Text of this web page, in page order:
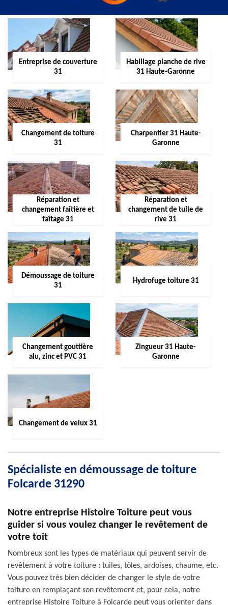
Entreprise de couverture
31
Habillage planche de rive
31 Haute-Garonne
Changement de toiture
31
Charpentier 31 Haute-
Garonne
Réparation et
changement faîtière et
faîtage 31
Réparation et
changement de tuile de
rive 31
Démoussage de toiture
31
Hydrofuge toiture 31
Changement gouttière
alu, zinc et PVC 31
Zingueur 31 Haute-
Garonne
Changement de velux 31
Spécialiste en démoussage de toiture
Folcarde 31290
Notre entreprise Histoire Toiture peut vous
guider si vous voulez changer le revêtement de
votre toit
Nombreux sont les types de matériaux qui peuvent servir de
revêtement à votre toiture : tuiles, tôles, ardoises, chaume, etc.
Vous pouvez très bien décider de changer le style de votre
toiture en remplaçant son revêtement et, pour cela, notre
entreprise Histoire Toiture à Folcarde peut vous orienter dans